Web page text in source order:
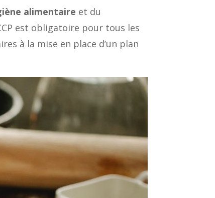
alimentaire et du
est obligatoire pour tous les
à la mise en place d’un plan